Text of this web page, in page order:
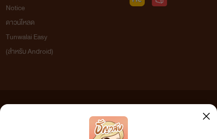
Notice
ดาวน์โหลด
Tunwalai Easy
(สำหรับ Android)
เว็บไซต์แห่งนี้ไม่ได้เห็นด้วยและไม่ขอรับผิดชอบต่อข้อความใดๆ ทั้งสิ้น ดังนั้นผู้อ่านทุกท่านโปรดใช้
วิจารณญาณในการกลั่นกรองด้วยตนเอง และหากท่านพบข้อความใดๆ ที่ขัดต่อกฎหมายและศีลธรรม